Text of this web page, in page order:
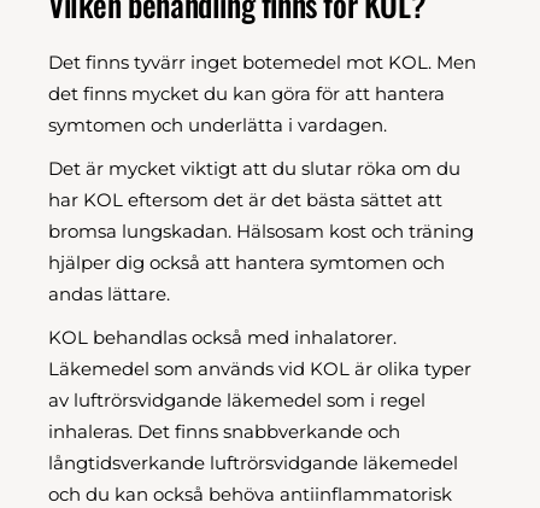
Det finns tyvärr inget botemedel mot KOL. Men
det finns mycket du kan göra för att hantera
symtomen och underlätta i vardagen.
Det är mycket viktigt att du slutar röka om du
har KOL eftersom det är det bästa sättet att
bromsa lungskadan. Hälsosam kost och träning
hjälper dig också att hantera symtomen och
andas lättare.
KOL behandlas också med inhalatorer.
Läkemedel som används vid KOL är olika typer
av luftrörsvidgande läkemedel som i regel
inhaleras. Det finns snabbverkande och
långtidsverkande luftrörsvidgande läkemedel
och du kan också behöva antiinflammatorisk